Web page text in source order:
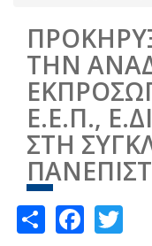
ΤΗΝ
Ε.Ε.Π.,
ΣΤΗ
Share